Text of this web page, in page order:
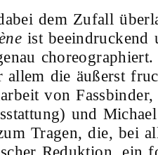
dem Zufall
ist beeindruckend
die äußerst
von
und
Tragen, die, bei